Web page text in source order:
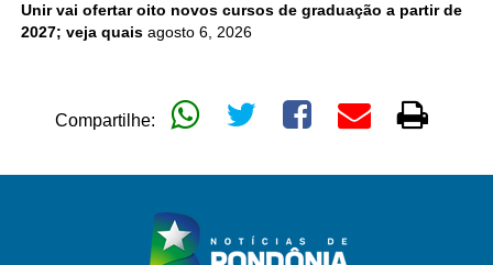
Unir vai ofertar oito novos cursos de graduação a partir de
2027; veja quais agosto 6, 2026
Compartilhe: